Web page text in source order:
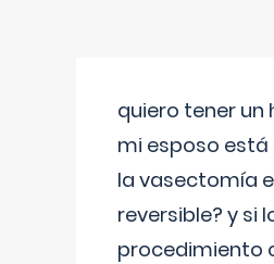
quiero tener un
mi esposo
la vasectomía
reversible? y si
procedimiento